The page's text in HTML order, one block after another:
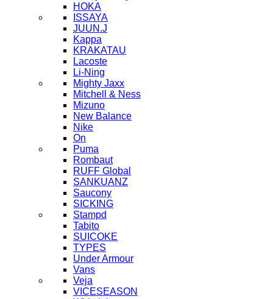
HOKA
ISSAYA
JUUN.J
Kappa
KRAKATAU
Lacoste
Li-Ning
Mighty Jaxx
Mitchell & Ness
Mizuno
New Balance
Nike
On
Puma
Rombaut
RUFF Global
SANKUANZ
Saucony
SICKING
Stampd
Tabito
SUICOKE
TYPES
Under Armour
Vans
Veja
VICESEASON